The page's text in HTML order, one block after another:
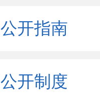
公开指南
公开制度